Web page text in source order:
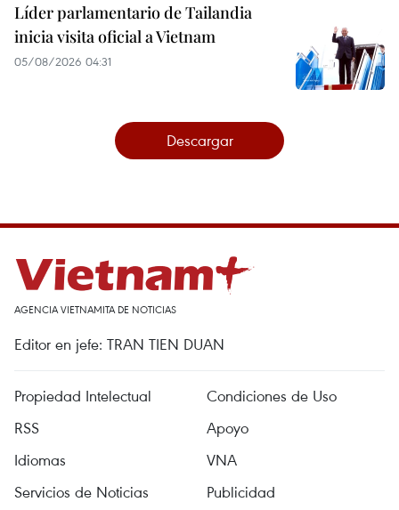
Líder parlamentario de Tailandia
inicia visita oficial a Vietnam
05/08/2026 04:31
Descargar
AGENCIA VIETNAMITA DE NOTICIAS
Editor en jefe: TRAN TIEN DUAN
Propiedad Intelectual
Condiciones de Uso
RSS
Apoyo
Idiomas
VNA
Servicios de Noticias
Publicidad